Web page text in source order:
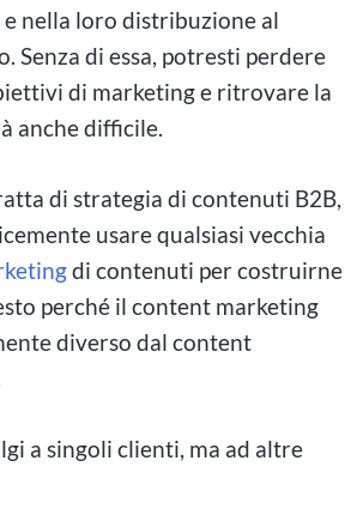
nella loro distribuzione al
Senza di essa, potresti perdere
di marketing e ritrovare la
anche difficile.
di strategia di contenuti B2B,
usare qualsiasi vecchia
di contenuti per costruirne
perché il content marketing
diverso dal content
a singoli clienti, ma ad altre